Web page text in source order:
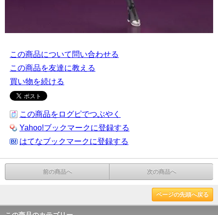
この商品について問い合わせる
この商品を友達に教える
買い物を続ける
この商品をログピでつぶやく
Yahoo!ブックマークに登録する
はてなブックマークに登録する
前の商品へ 次の商品へ
ページの先頭へ戻る